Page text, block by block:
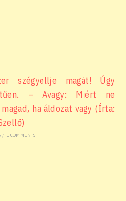
szégyellje magát! Úgy
– Avagy: Miért ne
ha áldozat vagy (Írta:
/ 0 COMMENTS